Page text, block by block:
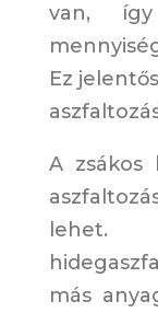
van,
Ez
A zsákos
lehet.
más